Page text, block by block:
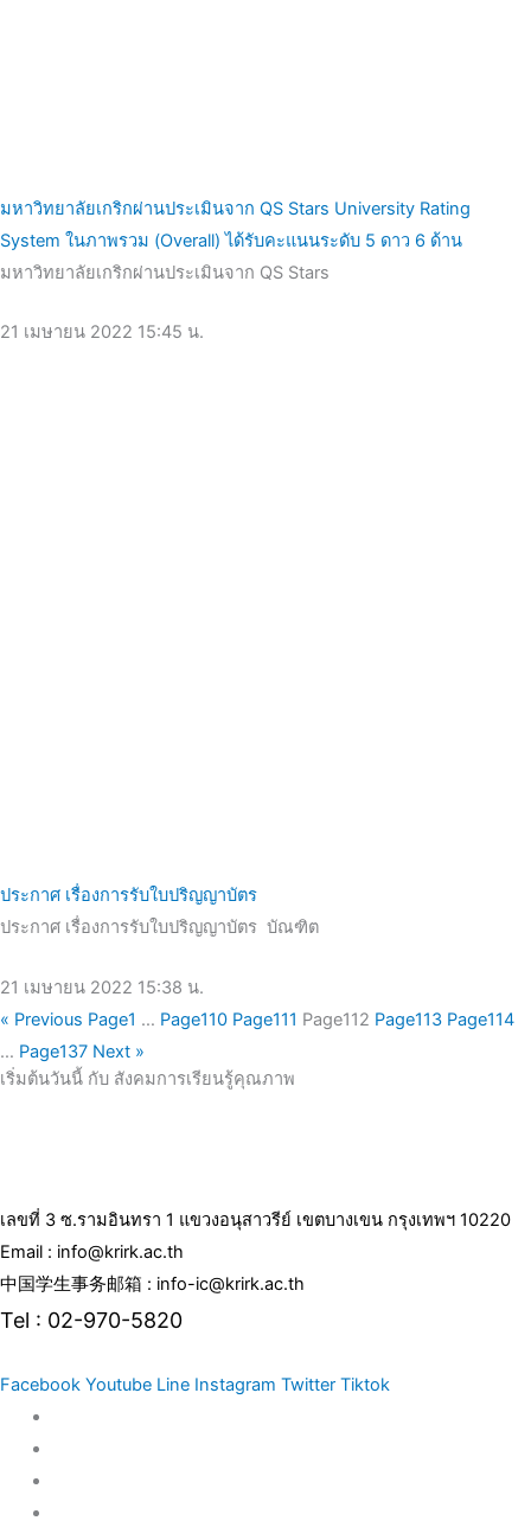
มหาวิทยาลัยเกริกผ่านประเมินจาก QS Stars University Rating
System ในภาพรวม (Overall) ได้รับคะแนนระดับ 5 ดาว 6 ด้าน
มหาวิทยาลัยเกริกผ่านประเมินจาก QS Stars
21 เมษายน 2022 15:45 น.
ประกาศ เรื่องการรับใบปริญญาบัตร
ประกาศ เรื่องการรับใบปริญญาบัตร บัณฑิต
21 เมษายน 2022 15:38 น.
« Previous Page1 … Page110 Page111 Page112 Page113 Page114
… Page137 Next »
เริ่มต้นวันนี้ กับ สังคมการเรียนรู้คุณภาพ
เลขที่ 3 ซ.รามอินทรา 1 แขวงอนุสาวรีย์ เขตบางเขน กรุงเทพฯ 10220
Email : info@krirk.ac.th
中国学生事务邮箱 : info-ic@krirk.ac.th
Tel : 02-970-5820
Facebook Youtube Line Instagram Twitter Tiktok